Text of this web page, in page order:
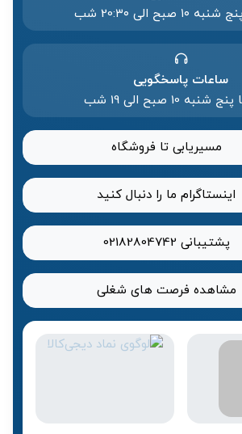
صبح الی 20:۳۰ شب
ساعات پاسخگویی
10 صبح الی 19 شب
مسیریابی تا فروشگاه
اینستاگرام ما را دنبال کنید
پشتیبانی 02182804742
مشاهده فرصت های شغلی